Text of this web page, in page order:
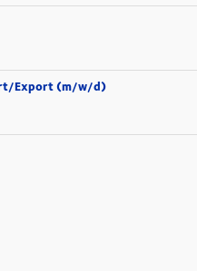
Export (m/w/d)